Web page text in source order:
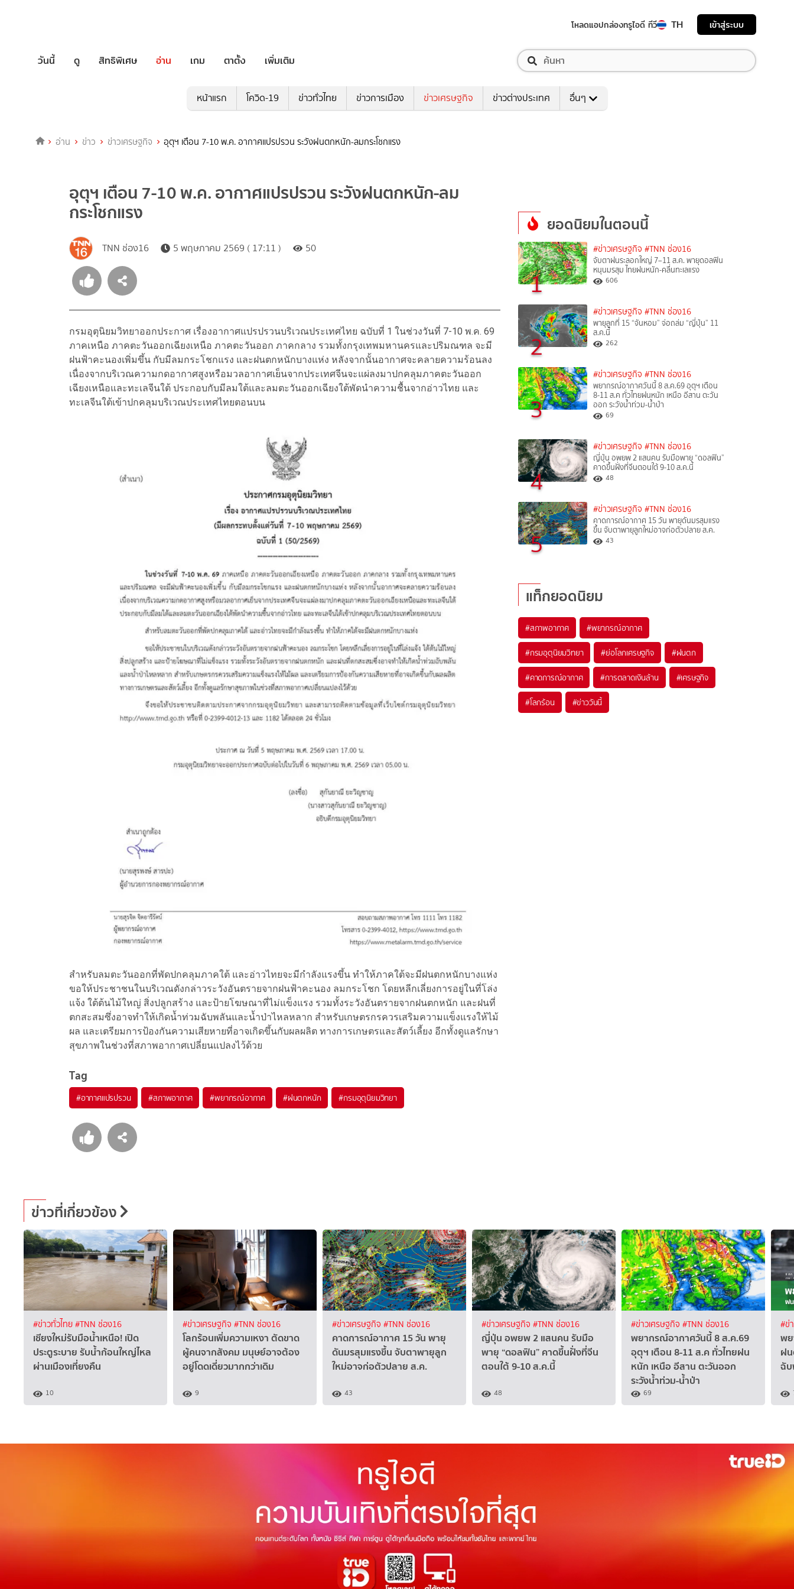
โหลดแอปกล่องทรูไอดี ทีวี TH เข้าสู่ระบบ
วันนี้ ดู สิทธิพิเศษ อ่าน เกม ตาตั้ง เพิ่มเติม
หน้าแรก โควิด-19 ข่าวทั่วไทย ข่าวการเมือง ข่าวเศรษฐกิจ ข่าวต่างประเทศ อื่นๆ
อ่าน ข่าว ข่าวเศรษฐกิจ อุตุฯ เตือน 7-10 พ.ค. อากาศแปรปรวน ระวังฝนตกหนัก-ลมกระโชกแรง
อุตุฯ เตือน 7-10 พ.ค. อากาศแปรปรวน ระวังฝนตกหนัก-ลม
กระโชกแรง
TNN ช่อง16 5 พฤษภาคม 2569 ( 17:11 ) 50
กรมอุตุนิยมวิทยาออกประกาศ เรื่องอากาศแปรปรวนบริเวณประเทศไทย ฉบับที่ 1 ในช่วงวันที่ 7-10 พ.ค. 69
ภาคเหนือ ภาคตะวันออกเฉียงเหนือ ภาคตะวันออก ภาคกลาง รวมทั้งกรุงเทพมหานครและปริมณฑล จะมี
ฝนฟ้าคะนองเพิ่มขึ้น กับมีลมกระโชกแรง และฝนตกหนักบางแห่ง หลังจากนั้นอากาศจะคลายความร้อนลง
เนื่องจากบริเวณความกดอากาศสูงหรือมวลอากาศเย็นจากประเทศจีนจะแผ่ลงมาปกคลุมภาคตะวันออก
เฉียงเหนือและทะเลจีนใต้ ประกอบกับมีลมใต้และลมตะวันออกเฉียงใต้พัดนำความชื้นจากอ่าวไทย และ
ทะเลจีนใต้เข้าปกคลุมบริเวณประเทศไทยตอนบน
สำหรับลมตะวันออกที่พัดปกคลุมภาคใต้ และอ่าวไทยจะมีกำลังแรงขึ้น ทำให้ภาคใต้จะมีฝนตกหนักบางแห่ง
ขอให้ประชาชนในบริเวณดังกล่าวระวังอันตรายจากฝนฟ้าคะนอง ลมกระโชก โดยหลีกเลี่ยงการอยู่ในที่โล่ง
แจ้ง ใต้ต้นไม้ใหญ่ สิ่งปลูกสร้าง และป้ายโฆษณาที่ไม่แข็งแรง รวมทั้งระวังอันตรายจากฝนตกหนัก และฝนที่
ตกสะสมซึ่งอาจทำให้เกิดน้ำท่วมฉับพลันและน้ำป่าไหลหลาก สำหรับเกษตรกรควรเสริมความแข็งแรงให้ไม้
ผล และเตรียมการป้องกันความเสียหายที่อาจเกิดขึ้นกับผลผลิต ทางการเกษตรและสัตว์เลี้ยง อีกทั้งดูแลรักษา
สุขภาพในช่วงที่สภาพอากาศเปลี่ยนแปลงไว้ด้วย
Tag
#อากาศแปรปรวน #สภาพอากาศ #พยากรณ์อากาศ #ฝนตกหนัก #กรมอุตุนิยมวิทยา
ยอดนิยมในตอนนี้
1
#ข่าวเศรษฐกิจ #TNN ช่อง16
จับตาฝนระลอกใหญ่ 7–11 ส.ค. พายุดอลฟิน
หนุนมรสุม ไทยฝนหนัก-คลื่นทะเลแรง
606
2
#ข่าวเศรษฐกิจ #TNN ช่อง16
พายุลูกที่ 15 “จันหอม” จ่อถล่ม “ญี่ปุ่น” 11
ส.ค.นี้
262
3
#ข่าวเศรษฐกิจ #TNN ช่อง16
พยากรณ์อากาศวันนี้ 8 ส.ค.69 อุตุฯ เตือน
8-11 ส.ค ทั่วไทยฝนหนัก เหนือ อีสาน ตะวัน
ออก ระวังน้ำท่วม-น้ำป่า
69
4
#ข่าวเศรษฐกิจ #TNN ช่อง16
ญี่ปุ่น อพยพ 2 แสนคน รับมือพายุ “ดอลฟิน”
คาดขึ้นฝั่งที่จีนตอนใต้ 9-10 ส.ค.นี้
48
5
#ข่าวเศรษฐกิจ #TNN ช่อง16
คาดการณ์อากาศ 15 วัน พายุดันมรสุมแรง
ขึ้น จับตาพายุลูกใหม่อาจก่อตัวปลาย ส.ค.
43
แท็กยอดนิยม
#สภาพอากาศ #พยากรณ์อากาศ
#กรมอุตุนิยมวิทยา #ย่อโลกเศรษฐกิจ #ฝนตก
#คาดการณ์อากาศ #การตลาดเงินล้าน #เศรษฐกิจ
#โลกร้อน #ข่าววันนี้
ข่าวที่เกี่ยวข้อง
#ข่าวทั่วไทย#TNN ช่อง16
เชียงใหม่รับมือน้ำเหนือ! เปิด
ประตูระบาย รับน้ำก้อนใหญ่ไหล
ผ่านเมืองเที่ยงคืน
10
#ข่าวเศรษฐกิจ #TNN ช่อง16
โลกร้อนเพิ่มความเหงา ตัดขาด
ผู้คนจากสังคม มนุษย์อาจต้อง
อยู่โดดเดี่ยวมากกว่าเดิม
9
#ข่าวเศรษฐกิจ #TNN ช่อง16
คาดการณ์อากาศ 15 วัน พายุ
ดันมรสุมแรงขึ้น จับตาพายุลูก
ใหม่อาจก่อตัวปลาย ส.ค.
43
#ข่าวเศรษฐกิจ #TNN ช่อง16
ญี่ปุ่น อพยพ 2 แสนคน รับมือ
พายุ “ดอลฟิน” คาดขึ้นฝั่งที่จีน
ตอนใต้ 9-10 ส.ค.นี้
48
#ข่าวเศรษฐกิจ #TNN ช่อง16
พยากรณ์อากาศวันนี้ 8 ส.ค.69
อุตุฯ เตือน 8-11 ส.ค ทั่วไทยฝน
หนัก เหนือ อีสาน ตะวันออก
ระวังน้ำท่วม-น้ำป่า
69
#ข่
พ
ฝ
ฉั